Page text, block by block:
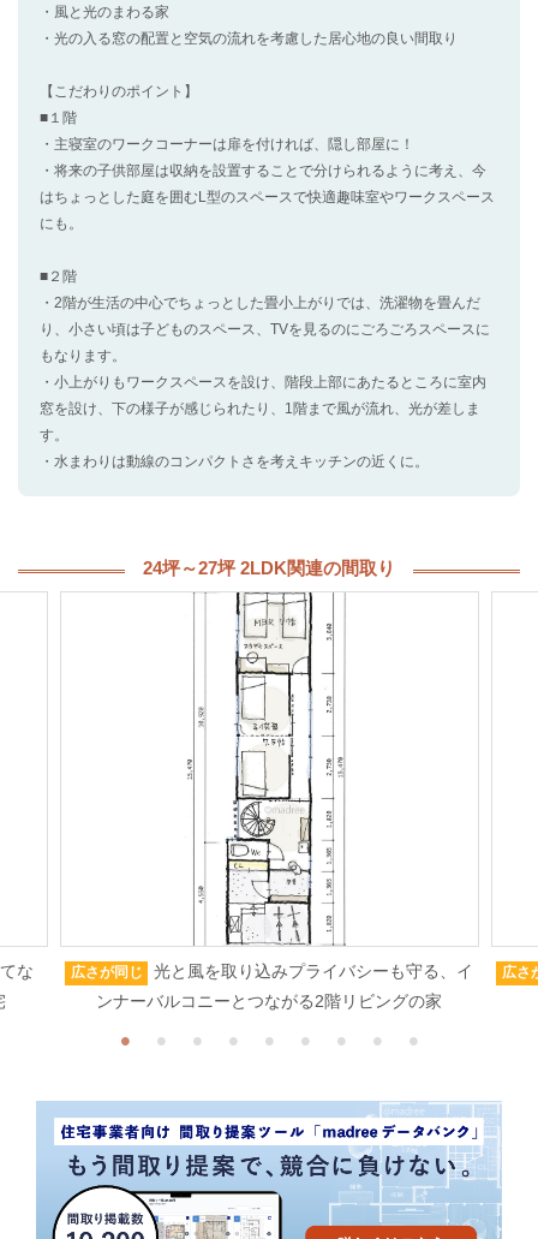
・風と光のまわる家
・光の入る窓の配置と空気の流れを考慮した居心地の良い間取り
【こだわりのポイント】
■１階
・主寝室のワークコーナーは扉を付ければ、隠し部屋に！
・将来の子供部屋は収納を設置することで分けられるように考え、今
はちょっとした庭を囲むL型のスペースで快適趣味室やワークスペース
にも。
■２階
・2階が生活の中心でちょっとした畳小上がりでは、洗濯物を畳んだ
り、小さい頃は子どものスペース、TVを見るのにごろごろスペースに
もなります。
・小上がりもワークスペースを設け、階段上部にあたるところに室内
窓を設け、下の様子が感じられたり、1階まで風が流れ、光が差しま
す。
・水まわりは動線のコンパクトさを考えキッチンの近くに。
24坪～27坪 2LDK関連の間取り
な
広さが同じ
光と風を取り込みプライバシーも守る、イ
ンナーバルコニーとつながる2階リビングの家
広さ